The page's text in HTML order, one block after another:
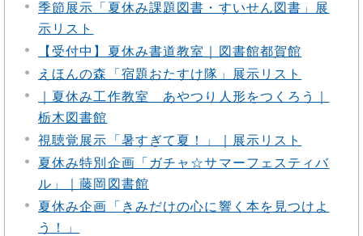
季節展示「夏休み課題図書・すいせん図書」展
示リスト
【受付中】夏休み書道教室｜図書館都賀館
えほんの森「宿題おたすけ隊」展示リスト
｜夏休み工作教室 あやつり人形をつくろう｜
栃木図書館
視聴覚展示「暑すぎて夏！」｜展示リスト
夏休み特別企画「ガチャ☆サマーフェスティバ
ル」｜藤岡図書館
夏休み企画「きみだけの心に響く本を見つけよ
う！」